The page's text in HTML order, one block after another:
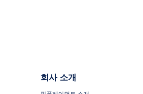
회사 소개